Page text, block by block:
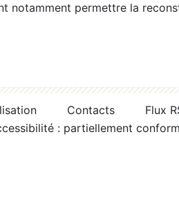
notamment permettre la
Contacts
Flux
: partiellement